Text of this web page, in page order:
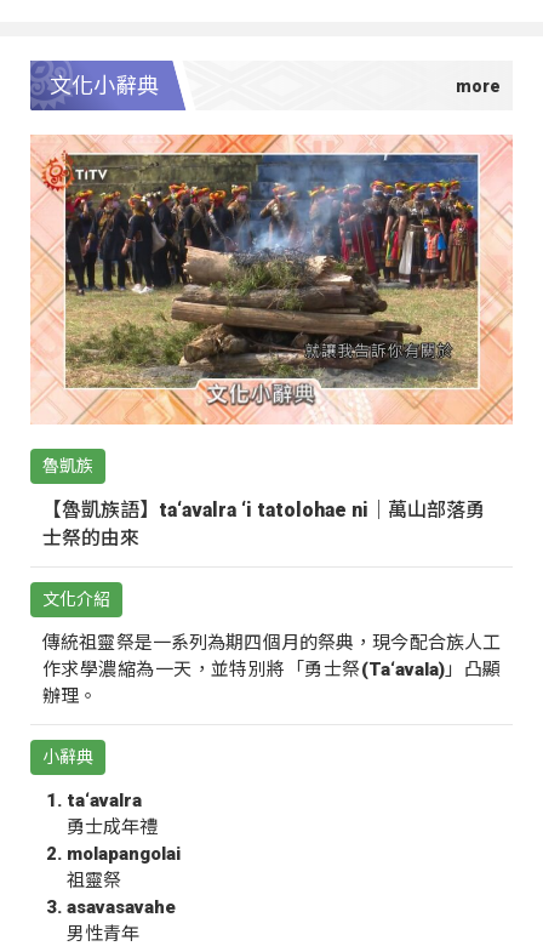
文化小辭典
魯凱族
【魯凱族語】ta‘avalra ‘i tatolohae ni｜萬山部落勇
士祭的由來
文化介紹
傳統祖靈祭是一系列為期四個月的祭典，現今配合族人工
作求學濃縮為一天，並特別將「勇士祭(Ta‘avala)」凸顯
辦理。
小辭典
ta‘avalra
勇士成年禮
molapangolai
祖靈祭
asavasavahe
男性青年